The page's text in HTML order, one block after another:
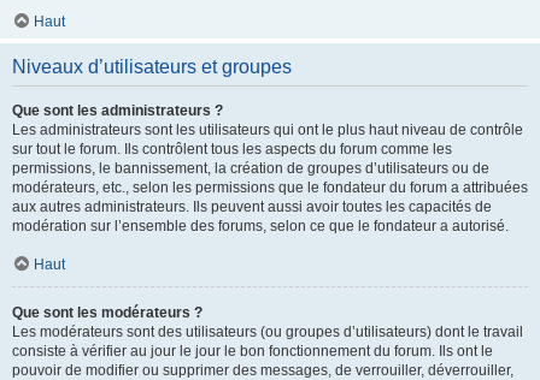
Haut
Niveaux d’utilisateurs et groupes
Que sont les administrateurs ?
Les administrateurs sont les utilisateurs qui ont le plus haut niveau de contrôle
sur tout le forum. Ils contrôlent tous les aspects du forum comme les
permissions, le bannissement, la création de groupes d’utilisateurs ou de
modérateurs, etc., selon les permissions que le fondateur du forum a attribuées
aux autres administrateurs. Ils peuvent aussi avoir toutes les capacités de
modération sur l’ensemble des forums, selon ce que le fondateur a autorisé.
Haut
Que sont les modérateurs ?
Les modérateurs sont des utilisateurs (ou groupes d’utilisateurs) dont le travail
consiste à vérifier au jour le jour le bon fonctionnement du forum. Ils ont le
pouvoir de modifier ou supprimer des messages, de verrouiller, déverrouiller,